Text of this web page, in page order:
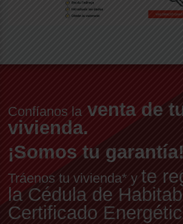
Confíanos la venta de
vivienda.
¡Somos tu garantía!
Tráenos tu vivienda* yte
la Cédula de
Certificado